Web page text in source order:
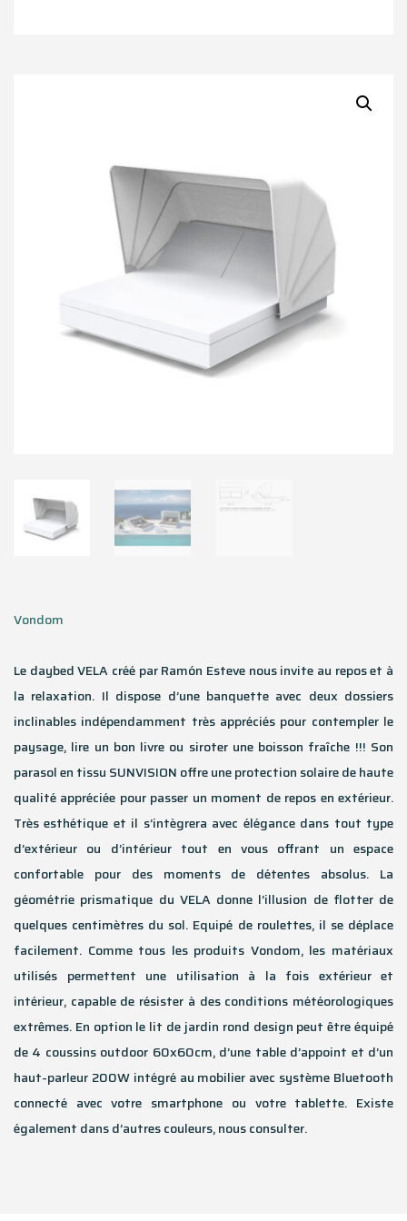
Vondom
Le daybed VELA créé par Ramón Esteve nous invite au repos et à
la relaxation. Il dispose d’une banquette avec deux dossiers
inclinables indépendamment très appréciés pour contempler le
paysage, lire un bon livre ou siroter une boisson fraîche !!! Son
parasol en tissu SUNVISION offre une protection solaire de haute
qualité appréciée pour passer un moment de repos en extérieur.
Très esthétique et il s’intègrera avec élégance dans tout type
d’extérieur ou d’intérieur tout en vous offrant un espace
confortable pour des moments de détentes absolus. La
géométrie prismatique du VELA donne l’illusion de flotter de
quelques centimètres du sol. Equipé de roulettes, il se déplace
facilement. Comme tous les produits Vondom, les matériaux
utilisés permettent une utilisation à la fois extérieur et
intérieur, capable de résister à des conditions météorologiques
extrêmes. En option le lit de jardin rond design peut être équipé
de 4 coussins outdoor 60x60cm, d’une table d’appoint et d’un
haut-parleur 200W intégré au mobilier avec système Bluetooth
connecté avec votre smartphone ou votre tablette. Existe
également dans d’autres couleurs, nous consulter.